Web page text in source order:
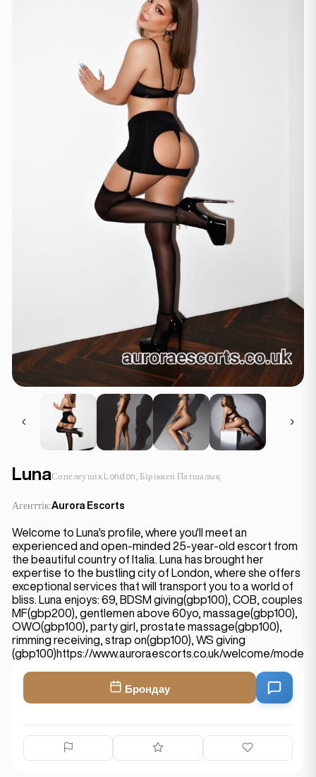
LunaСопелеушік London, Біріккен Патшалық
Агенттік:Aurora Escorts
Welcome to Luna's profile, where you'll meet an
experienced and open-minded 25-year-old escort from
the beautiful country of Italia. Luna has brought her
expertise to the bustling city of London, where she offers
exceptional services that will transport you to a world of
bliss. Luna enjoys: 69, BDSM giving(gbp100), COB, couples
MF(gbp200), gentlemen above 60yo, massage(gbp100),
OWO(gbp100), party girl, prostate massage(gbp100),
rimming receiving, strap on(gbp100), WS giving
(gbp100)https://www.auroraescorts.co.uk/welcome/
Брондау